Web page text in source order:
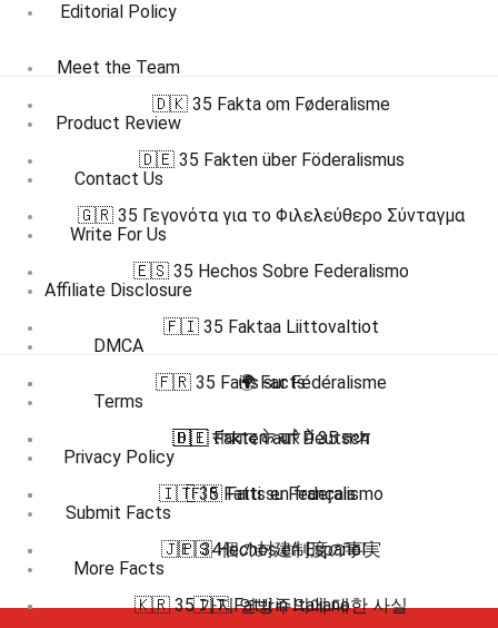
Editorial Policy
Meet the Team
Product Review
Contact Us
Write For Us
Affiliate Disclosure
DMCA
Terms
Privacy Policy
Submit Facts
More Facts
🇩🇰 35 Fakta om Føderalisme
🇩🇪 35 Fakten über Föderalismus
🇬🇷 35 Γεγονότα για το Φιλελεύθερο Σύνταγμα
🇪🇸 35 Hechos Sobre Federalismo
🇫🇮 35 Faktaa Liittovaltiot
🇫🇷 35 Faits sur Fédéralisme
🇭🇮 संघवाद के बारे में 35 तथ्य
🇮🇹 35 Fatti su Federalismo
🇯🇵 34個の封建制度の事実
🇰🇷 35 가지 연방주의에 대한 사실
🌍 Facts
🇩🇪 Fakten auf Deutsch
🇫🇷 Faits en français
🇪🇸 Hechos en Español
🇮🇹 Fatti in Italiano